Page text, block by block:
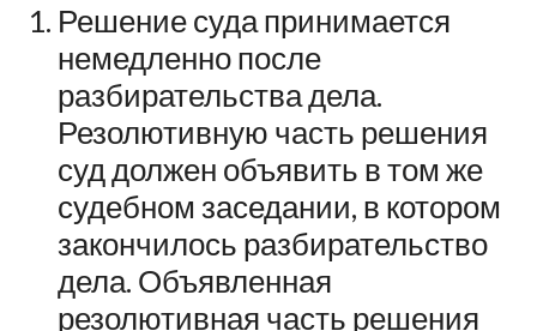
Решение суда принимается
немедленно после
разбирательства дела.
Резолютивную часть решения
суд должен объявить в том же
судебном заседании, в котором
закончилось разбирательство
дела. Объявленная
резолютивная часть решения